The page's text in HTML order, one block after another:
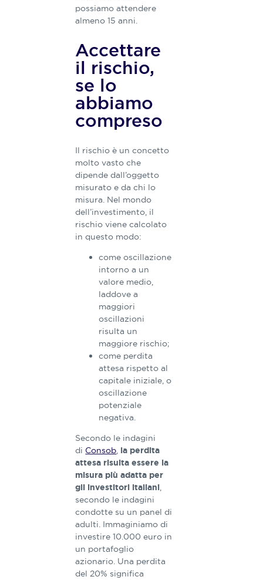
possiamo attendere
almeno 15 anni.
Accettare
il rischio,
se lo
abbiamo
compreso
Il rischio è un concetto
molto vasto che
dipende dall’oggetto
misurato e da chi lo
misura. Nel mondo
dell’investimento, il
rischio viene calcolato
in questo modo:
come oscillazione
intorno a un
valore medio,
laddove a
maggiori
oscillazioni
risulta un
maggiore rischio;
come perdita
attesa rispetto al
capitale iniziale, o
oscillazione
potenziale
negativa.
Secondo le indagini
di Consob, la perdita
attesa risulta essere la
misura più adatta per
gli investitori italiani,
secondo le indagini
condotte su un panel di
adulti. Immaginiamo di
investire 10.000 euro in
un portafoglio
azionario. Una perdita
del 20% significa